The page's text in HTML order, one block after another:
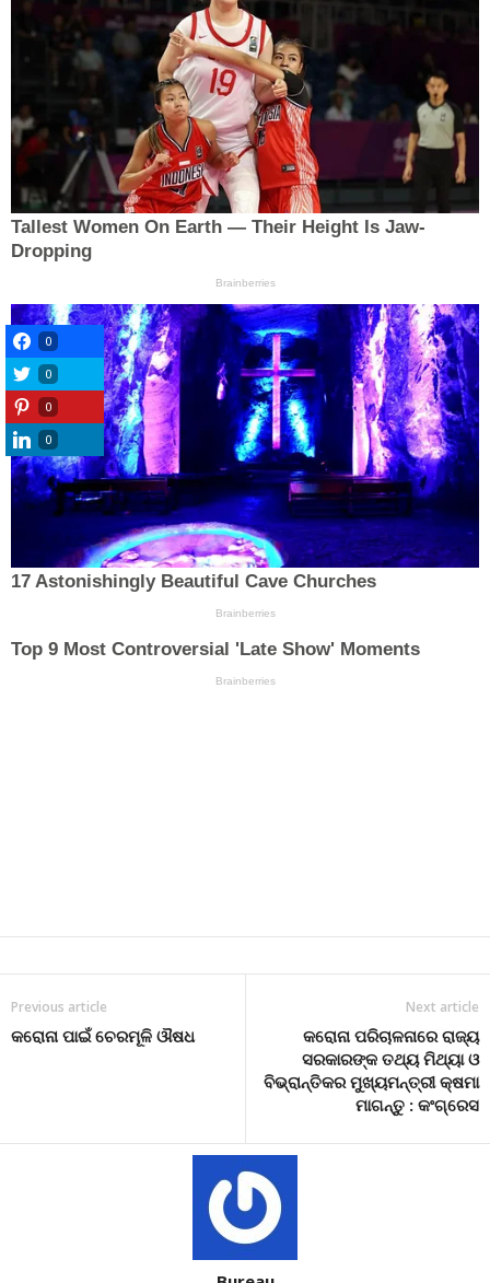
Previous article
କରୋନା ପାଇଁ ଚେରମୂଳି ଔଷଧ
Next article
କରୋନା ପରିଚାଳନାରେ ରାଜ୍ୟ
ସରକାରଙ୍କ ତଥ୍ୟ ମିଥ୍ୟା ଓ
ବିଭ୍ରାନ୍ତିକର ମୁଖ୍ୟମନ୍ତ୍ରୀ କ୍ଷମା
ମାଗନ୍ତୁ : କଂଗ୍ରେସ
0
0
0
0